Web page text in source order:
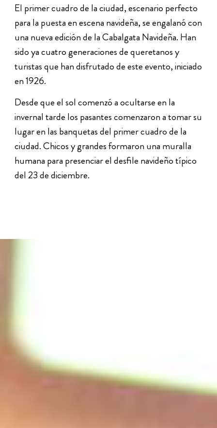
El primer cuadro de la ciudad, escenario perfecto
para la puesta en escena navideña, se engalanó con
una nueva edición de la Cabalgata Navideña. Han
sido ya cuatro generaciones de queretanos y
turistas que han disfrutado de este evento, iniciado
en 1926.
Desde que el sol comenzó a ocultarse en la
invernal tarde los pasantes comenzaron a tomar su
lugar en las banquetas del primer cuadro de la
ciudad. Chicos y grandes formaron una muralla
humana para presenciar el desfile navideño típico
del 23 de diciembre.